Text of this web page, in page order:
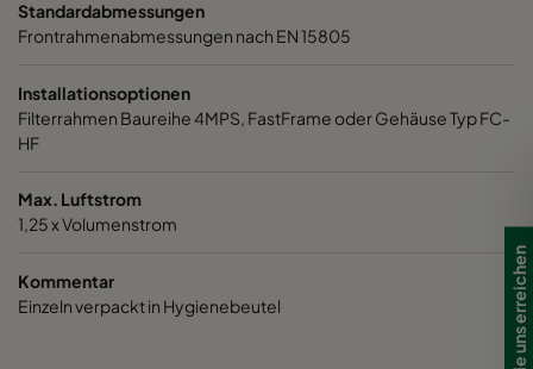
Standardabmessungen
Frontrahmenabmessungen nach EN 15805
Installationsoptionen
Filterrahmen Baureihe 4MPS, FastFrame oder Gehäuse Typ FC-
HF
Max. Luftstrom
1,25 x Volumenstrom
Kommentar
Einzeln verpackt in Hygienebeutel
Wie Sie uns erreichen